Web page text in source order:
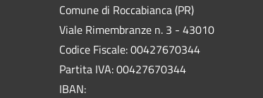
Comune di Roccabianca (PR)
Viale Rimembranze n. 3 - 43010
Codice Fiscale: 00427670344
Partita IVA: 00427670344
IBAN: